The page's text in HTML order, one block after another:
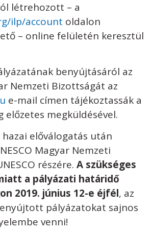
létrehozott – a
ilp/account oldalon
– online felületén keresztül
benyújtásáról az
Nemzeti Bizottságát az
e-mail címen tájékoztassák a
előzetes megküldésével.
előválogatás után
Magyar Nemzeti
részére. A szükséges
a pályázati határidő
2019. június 12-e éjfél, az
pályázatokat sajnos
venni!